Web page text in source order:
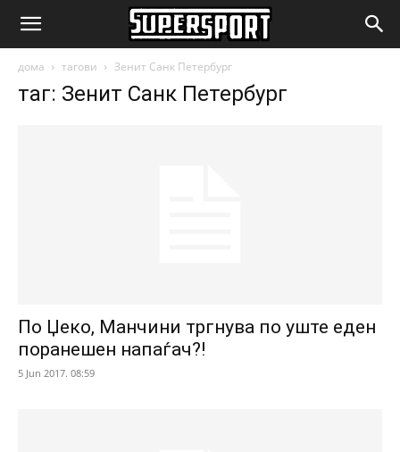
SuperSport.mk
дома тагови Зенит Санк Петербург
таг: Зенит Санк Петербург
По Џеко, Манчини тргнува по уште еден
поранешен напаѓач?!
5 Jun 2017. 08:59